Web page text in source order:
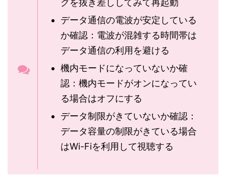
グを抜き差ししてみて再起動
データ通信の電波が安定している
か確認：電波が混雑する時間帯は
データ通信の利用を避ける
機内モードになっていないか確
認：機内モードがオンになってい
る場合はオフにする
データ制限がきていないか確認：
データ容量の制限がきている場合
はWi-Fiを利用して視聴する